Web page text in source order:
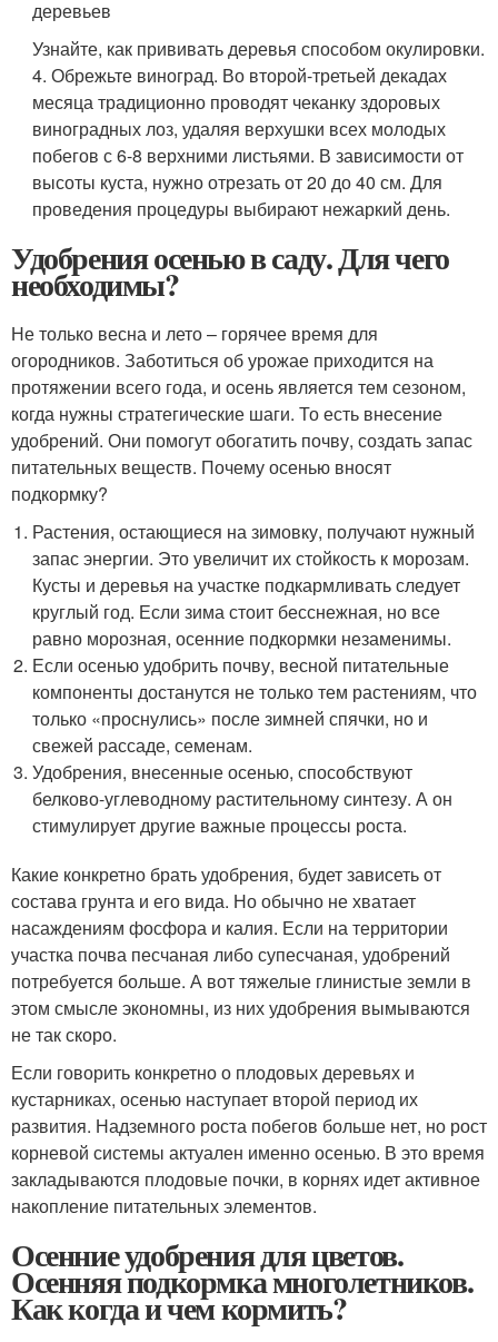
деревьев
Узнайте, как прививать деревья способом окулировки.
4. Обрежьте виноград. Во второй-третьей декадах
месяца традиционно проводят чеканку здоровых
виноградных лоз, удаляя верхушки всех молодых
побегов с 6-8 верхними листьями. В зависимости от
высоты куста, нужно отрезать от 20 до 40 см. Для
проведения процедуры выбирают нежаркий день.
Удобрения осенью в саду. Для чего
необходимы?
Не только весна и лето – горячее время для
огородников. Заботиться об урожае приходится на
протяжении всего года, и осень является тем сезоном,
когда нужны стратегические шаги. То есть внесение
удобрений. Они помогут обогатить почву, создать запас
питательных веществ. Почему осенью вносят
подкормку?
Растения, остающиеся на зимовку, получают нужный
запас энергии. Это увеличит их стойкость к морозам.
Кусты и деревья на участке подкармливать следует
круглый год. Если зима стоит бесснежная, но все
равно морозная, осенние подкормки незаменимы.
Если осенью удобрить почву, весной питательные
компоненты достанутся не только тем растениям, что
только «проснулись» после зимней спячки, но и
свежей рассаде, семенам.
Удобрения, внесенные осенью, способствуют
белково-углеводному растительному синтезу. А он
стимулирует другие важные процессы роста.
Какие конкретно брать удобрения, будет зависеть от
состава грунта и его вида. Но обычно не хватает
насаждениям фосфора и калия. Если на территории
участка почва песчаная либо супесчаная, удобрений
потребуется больше. А вот тяжелые глинистые земли в
этом смысле экономны, из них удобрения вымываются
не так скоро.
Если говорить конкретно о плодовых деревьях и
кустарниках, осенью наступает второй период их
развития. Надземного роста побегов больше нет, но рост
корневой системы актуален именно осенью. В это время
закладываются плодовые почки, в корнях идет активное
накопление питательных элементов.
Осенние удобрения для цветов.
Осенняя подкормка многолетников.
Как когда и чем кормить?